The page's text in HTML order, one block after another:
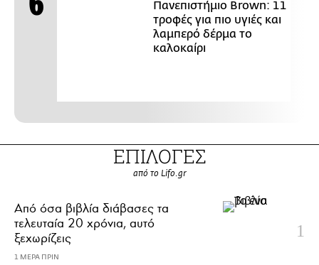
Πανεπιστήμιο Brown: 11
τροφές για πιο υγιές και
λαμπερό δέρμα το
καλοκαίρι
ΕΠΙΛΟΓΕΣ
από το Lifo.gr
Από όσα βιβλία διάβασες τα
τελευταία 20 χρόνια, αυτό
ξεχωρίζεις
1 ΜΕΡΑ ΠΡΙΝ